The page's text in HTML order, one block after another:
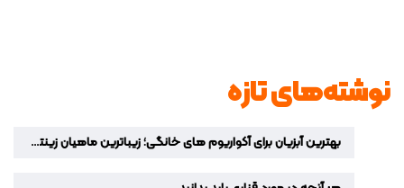
نوشته‌های تازه
بهترین آبزیان برای آکواریوم‌ های خانگی؛ زیباترین ماهیان زینتی برای دکوراسیون منزل